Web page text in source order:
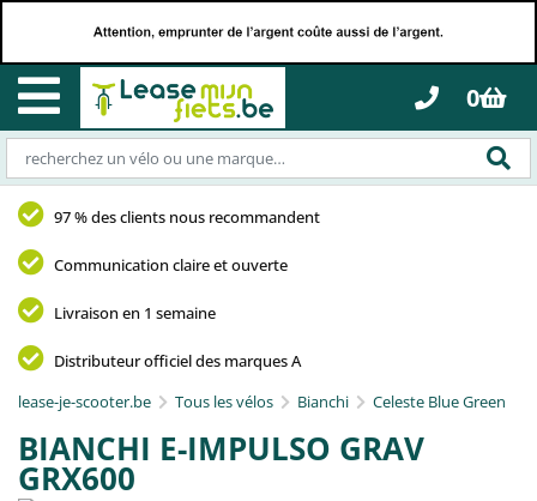
0
97 % des clients nous recommandent
Communication claire et ouverte
Livraison en 1 semaine
Distributeur officiel des marques A
lease-je-scooter.be
Tous les vélos Bianchi Celeste Blue Green
BIANCHI E-IMPULSO GRAV
GRX600